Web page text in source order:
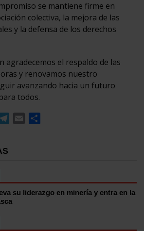
se mantiene firme en
colectiva, la mejora de las
y la defensa de los derechos
agradecemos el respaldo de las
y renovamos nuestro
avanzando hacia un futuro
todos.
Telegram
Email
su liderazgo en minería y entra en la